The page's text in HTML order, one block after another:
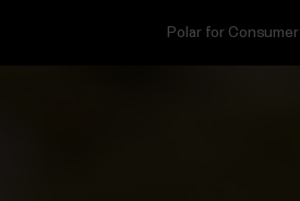
Polar for Consumer